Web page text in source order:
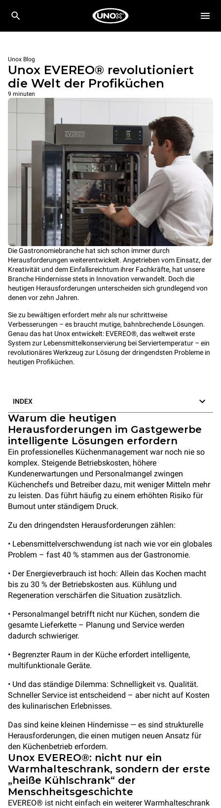
Unox Blog
Unox EVEREO® revolutioniert
die Welt der Profiküchen
9 minuten
Die Gastronomiebranche hat sich schon immer durch
Herausforderungen weiterentwickelt. Angetrieben vom Einsatz, der
Kreativität und dem Einfallsreichtum ihrer Fachkräfte, hat unsere
Branche Hindernisse stets in Innovation verwandelt. Doch die
heutigen Herausforderungen unterscheiden sich grundlegend von
denen vor zehn Jahren.
Sie zu bewältigen erfordert mehr als nur schrittweise
Verbesserungen – es braucht mutige, bahnbrechende Lösungen.
Genau das hat Unox entwickelt: EVEREO®, das weltweit erste
System zur Lebensmittelkonservierung bei Serviertemperatur – ein
revolutionäres Werkzeug zur Lösung der dringendsten Probleme in
heutigen Profiküchen.
INDEX
Warum die heutigen
Herausforderungen im Gastgewerbe
intelligente Lösungen erfordern
Ein professionelles Küchenmanagement war noch nie so
komplex. Steigende Betriebskosten, höhere
Kundenerwartungen und Personalmangel zwingen
Küchenchefs und Betreiber dazu, mit weniger Mitteln mehr
zu leisten. Das führt häufig zu einem erhöhten Risiko für
Burnout unter ständigem Druck.
Zu den dringendsten Herausforderungen zählen:
• Lebensmittelverschwendung ist nach wie vor ein globales
Problem – fast 40 % stammen aus der Gastronomie.
• Der Energieverbrauch ist hoch: Allein das Kochen macht
bis zu 30 % der Betriebskosten aus. Kühlung und
Regeneration verschärfen die Situation zusätzlich.
• Personalmangel betrifft nicht nur Küchen, sondern die
gesamte Lieferkette – Planung und Service werden
dadurch schwieriger.
• Begrenzter Raum in der Küche erfordert intelligente,
multifunktionale Geräte.
• Und das ständige Dilemma: Schnelligkeit vs. Qualität.
Schneller Service ist entscheidend – aber nicht auf Kosten
des kulinarischen Erlebnisses.
Das sind keine kleinen Hindernisse — es sind strukturelle
Herausforderungen, die einen mutigen neuen Ansatz für
den Küchenbetrieb erfordern.
Unox EVEREO®: nicht nur ein
Warmhalteschrank, sondern der erste
„heiße Kühlschrank“ der
Menschheitsgeschichte
EVEREO® ist nicht einfach ein weiterer Warmhalteschrank